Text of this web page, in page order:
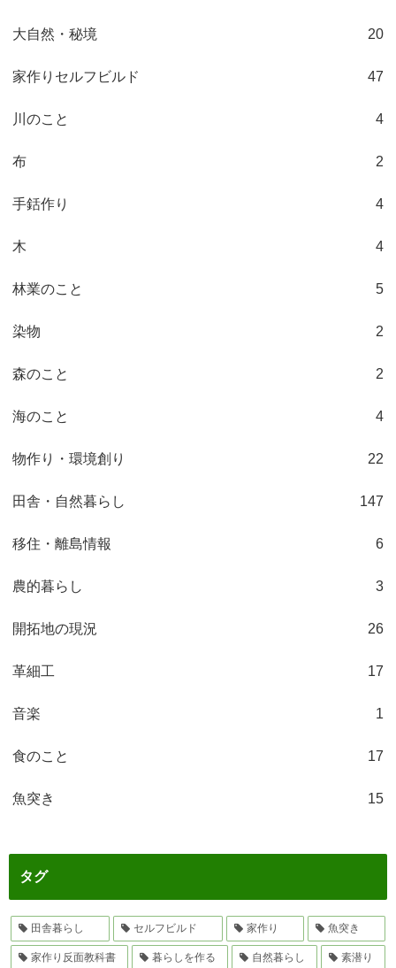
大自然・秘境 20
家作りセルフビルド 47
川のこと 4
布 2
手銛作り 4
木 4
林業のこと 5
染物 2
森のこと 2
海のこと 4
物作り・環境創り 22
田舎・自然暮らし 147
移住・離島情報 6
農的暮らし 3
開拓地の現況 26
革細工 17
音楽 1
食のこと 17
魚突き 15
タグ
田舎暮らし セルフビルド 家作り 魚突き
家作り反面教科書 暮らしを作る 自然暮らし 素潜り